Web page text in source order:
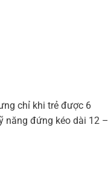
chỉ khi trẻ được 6
năng đứng kéo dài 12 –